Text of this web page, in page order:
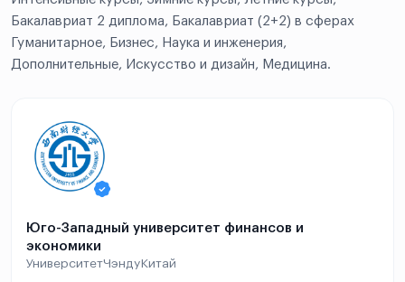
Бакалавриат 2 диплома, Бакалавриат (2+2) в сферах
Гуманитарное, Бизнес, Наука и инженерия,
Дополнительные, Искусство и дизайн, Медицина.
Юго-Западный университет финансов и
экономики
УниверситетЧэнду Китай